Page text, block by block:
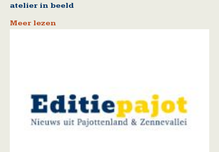
atelier in beeld
Meer lezen